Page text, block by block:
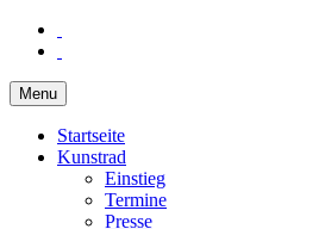
Menu
Startseite
Kunstrad
Einstieg
Termine
Presse